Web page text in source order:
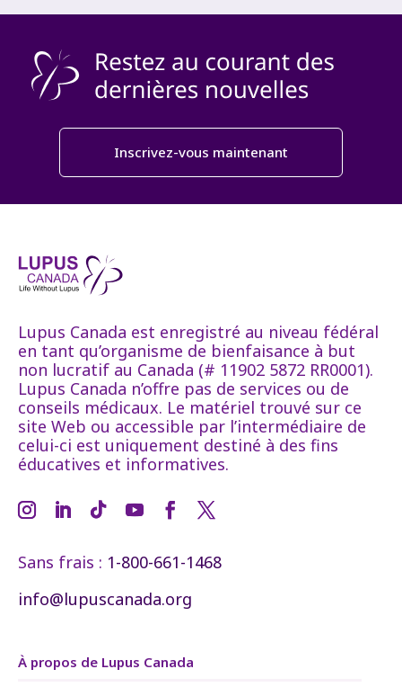
Inscrivez-vous maintenant
Lupus Canada est enregistré au niveau fédéral
en tant qu’organisme de bienfaisance à but
non lucratif au Canada (# 11902 5872 RR0001).
Lupus Canada n’offre pas de services ou de
conseils médicaux. Le matériel trouvé sur ce
site Web ou accessible par l’intermédiaire de
celui-ci est uniquement destiné à des fins
éducatives et informatives.
Sans frais : 1-800-661-1468
info@lupuscanada.org
À propos de Lupus Canada